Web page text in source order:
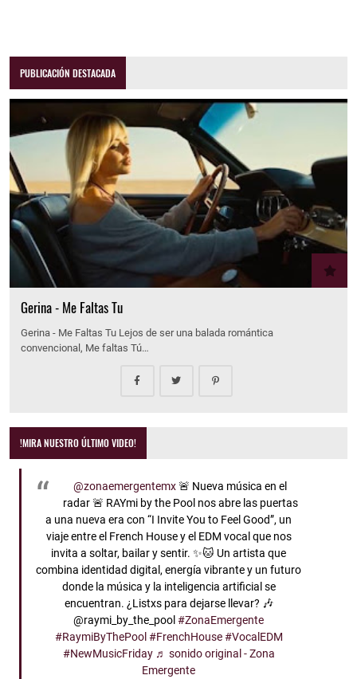
PUBLICACIÓN DESTACADA
Gerina - Me Faltas Tu
Gerina - Me Faltas Tu Lejos de ser una balada romántica
convencional, Me faltas Tú…
!MIRA NUESTRO ÚLTIMO VIDEO!
@zonaemergentemx🚨 Nueva música en el
radar 🚨 RAYmi by the Pool nos abre las puertas
a una nueva era con “I Invite You to Feel Good”, un
viaje entre el French House y el EDM vocal que nos
invita a soltar, bailar y sentir. ✨🐱 Un artista que
combina identidad digital, energía vibrante y un futuro
donde la música y la inteligencia artificial se
encuentran. ¿Listxs para dejarse llevar? 🎶
@raymi_by_the_pool#ZonaEmergente
#RaymiByThePool #FrenchHouse #VocalEDM
#NewMusicFriday ♬ sonido original - Zona
Emergente